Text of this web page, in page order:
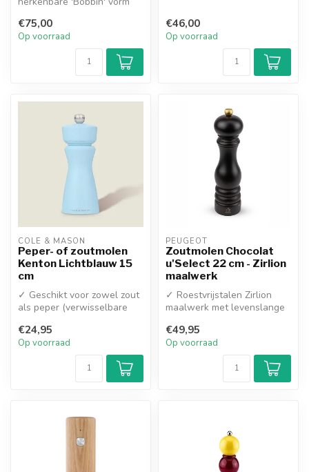
finish
✓...
€75,00
Op voorraad
€46,00
Op voorraad
COLE & MASON
Peper- of zoutmolen
Kenton Lichtblauw 15
cm
✓ Geschikt voor zowel zout
als peper (verwisselbare
✓ Duurza...
€24,95
Op voorraad
PEUGEOT
Zoutmolen Chocolat
u'Select 22 cm - Zirlion
maalwerk
✓ Roestvrijstalen Zirlion
maalwerk met levenslange
✓ 6 ...
€49,95
Op voorraad